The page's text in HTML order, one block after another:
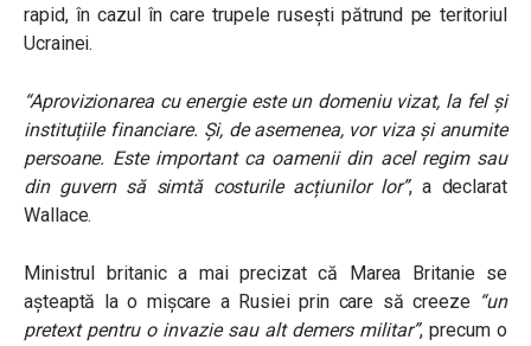
rapid, în cazul în care trupele rusești pătrund pe teritoriul
Ucrainei.
“Aprovizionarea cu energie este un domeniu vizat, la fel și
instituțiile financiare. Și, de asemenea, vor viza și anumite
persoane. Este important ca oamenii din acel regim sau
din guvern să simtă costurile acțiunilor lor”, a declarat
Wallace.
Ministrul britanic a mai precizat că Marea Britanie se
așteaptă la o mișcare a Rusiei prin care să creeze “un
pretext pentru o invazie sau alt demers militar”, precum o